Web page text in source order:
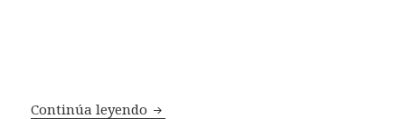
Continúa leyendo El rescate, Keynes y Juan Luis Guerra